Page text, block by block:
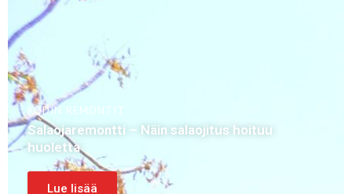
KODIN REMONTIT
Salaojaremontti – Näin salaojitus hoituu
huoletta
Lue lisää